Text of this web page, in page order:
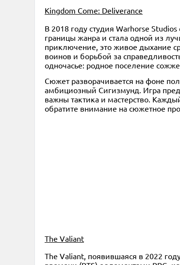
Kingdom Come: Deliverance
В 2018 году студия Warhorse
границы жанра и стала одной из
приключение, это живое дыхание
воинов и борьбой за
одночасье: родное поселение
Сюжет разворачивается на фоне
амбициозный Сигизмунд. Игра
важны тактика и мастерство.
обратите внимание на сюжетное
The Valiant
The Valiant, появившаяся в 2022